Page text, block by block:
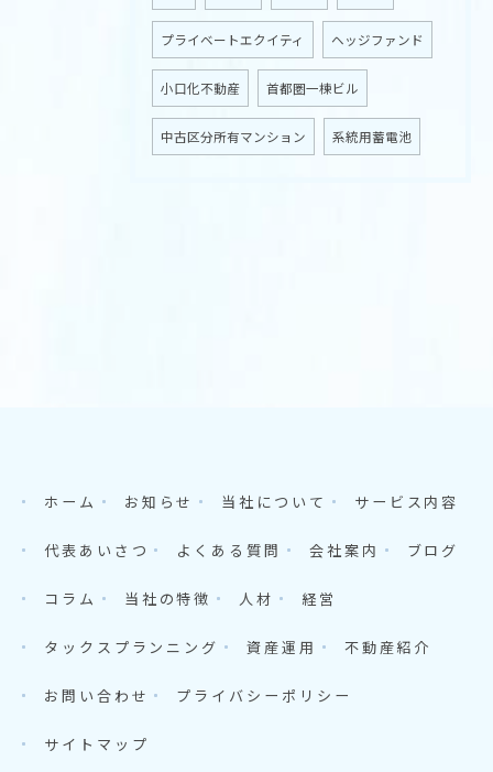
プライベートエクイティ ヘッジファンド
小口化不動産 首都圏一棟ビル
中古区分所有マンション 系統用蓄電池
ホーム お知らせ 当社について サービス内容
代表あいさつ よくある質問 会社案内 ブログ
コラム 当社の特徴 人材 経営
タックスプランニング 資産運用 不動産紹介
お問い合わせ プライバシーポリシー
サイトマップ